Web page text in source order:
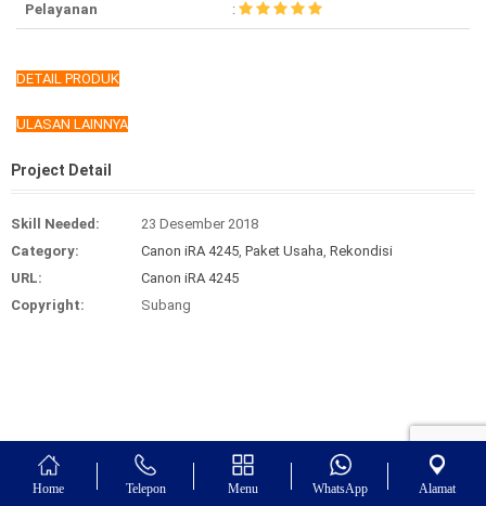
Pelayanan :
DETAIL PRODUK
ULASAN LAINNYA
Project Detail
Skill Needed:
23 Desember 2018
Category:
Canon iRA 4245, Paket Usaha, Rekondisi
URL:
Canon iRA 4245
Copyright:
Subang
Home Telepon Menu WhatsApp Alamat